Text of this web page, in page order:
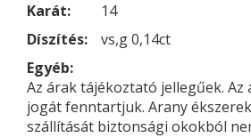
Karát:
14
Díszítés:
vs,g 0,14ct
Egyéb:
Az árak tájékoztató jellegűek. Az
jogát fenntartjuk. Arany
szállítását biztonsági okokból